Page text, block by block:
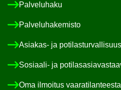
Pal­ve­lu­ha­ku
Pal­ve­lu­ha­ke­mis­to
Asiakas-​ ja
Sosiaali-​ ja
Oma il­moi­tus vaa­ra­ti­lan­tees­ta